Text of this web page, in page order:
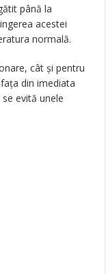
până la
acestei
normală.
cât şi pentru
din imediata
evită unele